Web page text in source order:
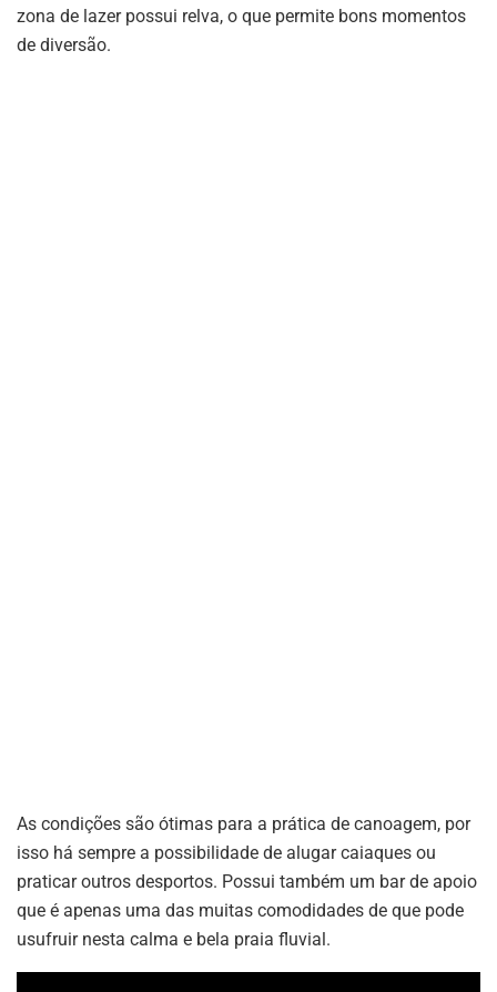
zona de lazer possui relva, o que permite bons momentos
de diversão.
As condições são ótimas para a prática de canoagem, por
isso há sempre a possibilidade de alugar caiaques ou
praticar outros desportos. Possui também um bar de apoio
que é apenas uma das muitas comodidades de que pode
usufruir nesta calma e bela praia fluvial.